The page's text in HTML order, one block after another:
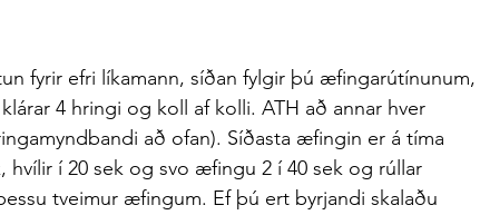
fyrir efri líkamann, síðan fylgir þú æfingarútínunum,
4 hringi og koll af kolli. ATH að annar hver
að ofan). Síðasta æfingin er á tíma
í 20 sek og svo æfingu 2 í 40 sek og rúllar
tveimur æfingum. Ef þú ert byrjandi skalaðu